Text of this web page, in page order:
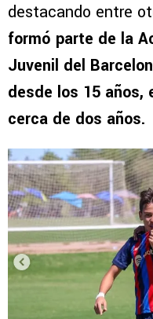
destacando entre
formó parte de la
Juvenil del
desde los 15 años,
cerca de dos años.